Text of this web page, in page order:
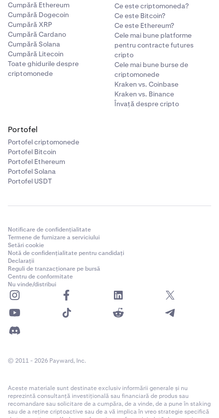
Cumpără Ethereum
Cumpără Dogecoin
Cumpără XRP
Cumpără Cardano
Cumpără Solana
Cumpără Litecoin
Toate ghidurile despre
criptomonede
Ce este criptomoneda?
Ce este Bitcoin?
Ce este Ethereum?
Cele mai bune platforme
pentru contracte futures
cripto
Cele mai bune burse de
criptomonede
Kraken vs. Coinbase
Kraken vs. Binance
Învață despre cripto
Portofel
Portofel criptomonede
Portofel Bitcoin
Portofel Ethereum
Portofel Solana
Portofel USDT
Notificare de confidențialitate
Termene de furnizare a serviciului
Setări cookie
Notă de confidențialitate pentru candidați
Declarații
Reguli de tranzacționare pe bursă
Centru de conformitate
Nu vinde/distribui
© 2011 - 2026 Payward, Inc.
Aceste materiale sunt destinate exclusiv informării generale și nu
reprezintă consultanță investițională sau financiară de produs sau
recomandare sau solicitare de a cumpăra, de a vinde, de a pune în staking
sau de a reține criptoactive sau de a vă implica în vreo strategie specifică